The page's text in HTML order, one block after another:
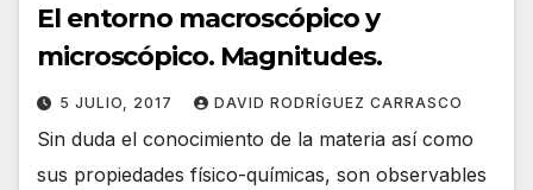
El entorno macroscópico y
microscópico. Magnitudes.
5 JULIO, 2017 DAVID RODRÍGUEZ CARRASCO
Sin duda el conocimiento de la materia así como
sus propiedades físico-químicas, son observables